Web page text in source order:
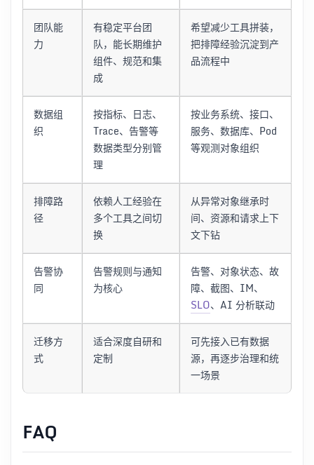
团队能
力
有稳定平台团
队，能长期维护
组件、规范和集
成
希望减少工具拼装，
把排障经验沉淀到产
品流程中
数据组
织
按指标、日志、
Trace、告警等
数据类型分别管
理
按业务系统、接口、
服务、数据库、Pod
等观测对象组织
排障路
径
依赖人工经验在
多个工具之间切
换
从异常对象继承时
间、资源和请求上下
文下钻
告警协
同
告警规则与通知
为核心
告警、对象状态、故
障、截图、IM、
SLO、AI 分析联动
迁移方
式
适合深度自研和
定制
可先接入已有数据
源，再逐步治理和统
一场景
FAQ